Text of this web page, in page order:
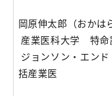
岡原伸太郎（おか
産業医科大学 特命
ジョンソン・エン
括産業医